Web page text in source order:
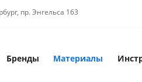
пр. Энгельса 163
Бренды Материалы